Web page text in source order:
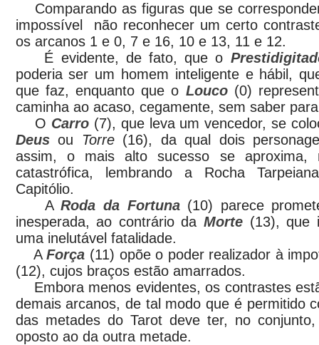
Comparando as figuras que se
impossível não reconhecer um certo
os arcanos 1 e 0, 7 e 16, 10 e 13, 11 e 12.
É evidente, de fato, que o
poderia ser um homem inteligente e hábil,
que faz, enquanto que o Louco(0)
caminha ao acaso, cegamente, sem saber
O Carro(7), que leva um vencedor, se
Deusou Torre(16), da qual dois
assim, o mais alto sucesso se aproxima,
catastrófica, lembrando a Rocha
Capitólio.
ARoda da Fortuna (10) parece
inesperada, ao contrário da Morte (13), que
uma inelutável fatalidade.
AForça (11) opõe o poder realizador à
(12), cujos braços estão amarrados.
Embora menos evidentes, os contrastes
demais arcanos, de tal modo que é permitido
das metades do Tarot deve ter, no
oposto ao da outra metade.